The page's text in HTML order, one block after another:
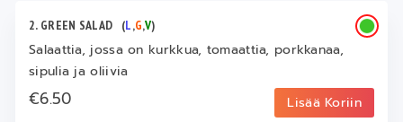
2. GREEN SALAD (L,G,V)
Salaattia, jossa on kurkkua, tomaattia, porkkanaa,
sipulia ja oliivia
€6.50 Lisää Koriin